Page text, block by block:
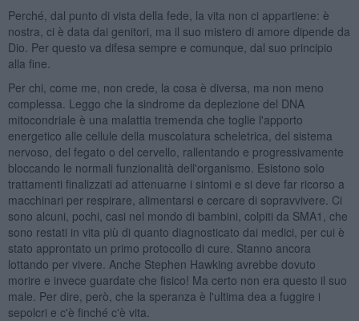
Perché, dal punto di vista della fede, la vita non ci appartiene: è
nostra, ci è data dai genitori, ma il suo mistero di amore dipende da
Dio. Per questo va difesa sempre e comunque, dal suo principio
alla fine.
Per chi, come me, non crede, la cosa è diversa, ma non meno
complessa. Leggo che la sindrome da deplezione del DNA
mitocondriale è una malattia tremenda che toglie l'apporto
energetico alle cellule della muscolatura scheletrica, del sistema
nervoso, del fegato o del cervello, rallentando e progressivamente
bloccando le normali funzionalità dell'organismo. Esistono solo
trattamenti finalizzati ad attenuarne i sintomi e si deve far ricorso a
macchinari per respirare, alimentarsi e cercare di sopravvivere. Ci
sono alcuni, pochi, casi nel mondo di bambini, colpiti da SMA1, che
sono restati in vita più di quanto diagnosticato dai medici, per cui è
stato approntato un primo protocollo di cure. Stanno ancora
lottando per vivere. Anche Stephen Hawking avrebbe dovuto
morire e invece guardate che fisico! Ma certo non era questo il suo
male. Per dire, però, che la speranza è l'ultima dea a fuggire i
sepolcri e c'è finché c'è vita.